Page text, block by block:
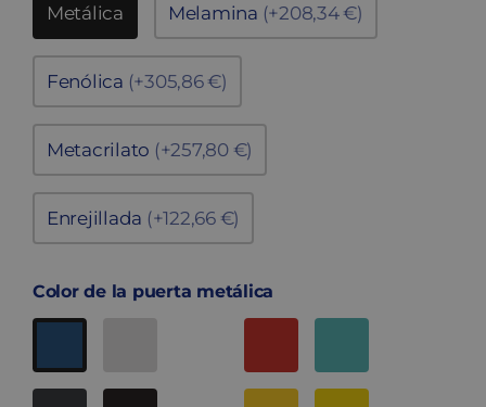
Metálica Melamina (+208,34 €)
Fenólica (+305,86 €)
Metacrilato (+257,80 €)
Enrejillada (+122,66 €)
Color de la puerta metálica